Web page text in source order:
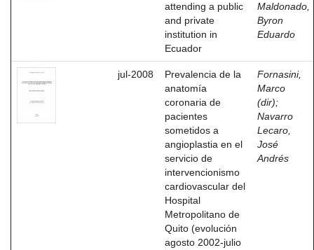
attending a public
and private
institution in
Ecuador
Maldonado,
Byron
Eduardo
jul-2008
Prevalencia de la
anatomía
coronaria de
pacientes
sometidos a
angioplastia en el
servicio de
intervencionismo
cardiovascular del
Hospital
Metropolitano de
Quito (evolución
agosto 2002-julio
Fornasini,
Marco
(dir);
Navarro
Lecaro,
José
Andrés